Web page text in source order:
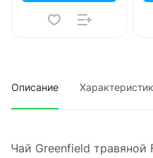
Описание
Чай Greenfield травяной